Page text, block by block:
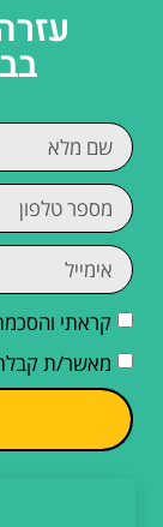
קראתי
מאשר/ת קבלת